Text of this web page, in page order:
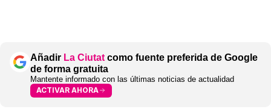
Añadir La Ciutat como fuente preferida de Google
de forma gratuita
Mantente informado con las últimas noticias de actualidad
ACTIVAR AHORA